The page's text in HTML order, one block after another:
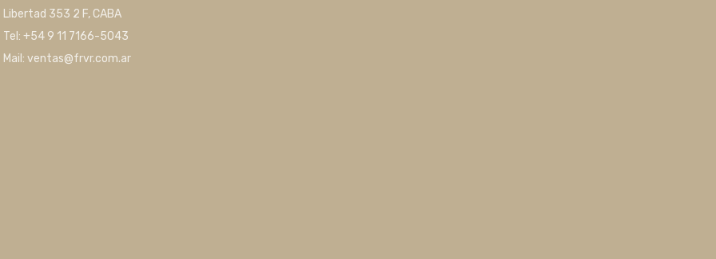
Libertad 353 2 F, CABA
Tel: +54 9 11 7166-5043
Mail: ventas@frvr.com.ar